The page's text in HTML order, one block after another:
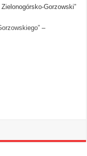
Zielonogórsko-Gorzowski”
–